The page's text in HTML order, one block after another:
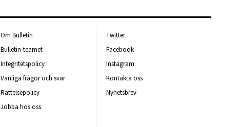
Om Bulletin
Bulletin-teamet
Integritetspolicy
Vanliga frågor och svar
Rättelsepolicy
Jobba hos oss
Twitter
Facebook
Instagram
Kontakta oss
Nyhetsbrev